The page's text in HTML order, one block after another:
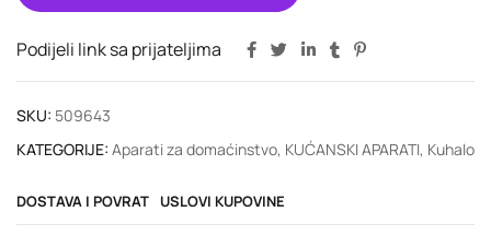
Podijeli link sa prijateljima
SKU: 509643
KATEGORIJE: Aparati za domaćinstvo, KUĆANSKI APARATI, Kuhalo
DOSTAVA I POVRAT USLOVI KUPOVINE